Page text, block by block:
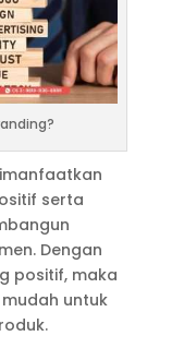
serta
Dengan
positif, maka
untuk